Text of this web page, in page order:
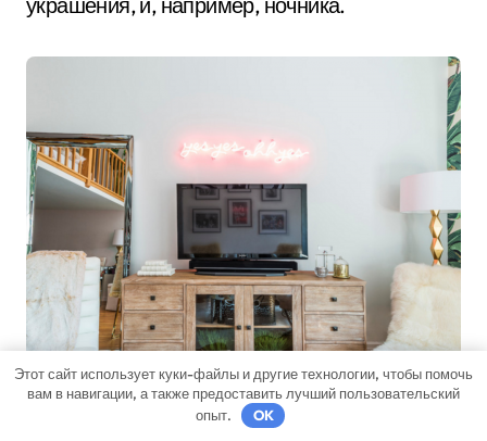
Этот сайт использует куки-файлы и другие технологии, чтобы помочь
вам в навигации, а также предоставить лучший пользовательский
опыт.
OK